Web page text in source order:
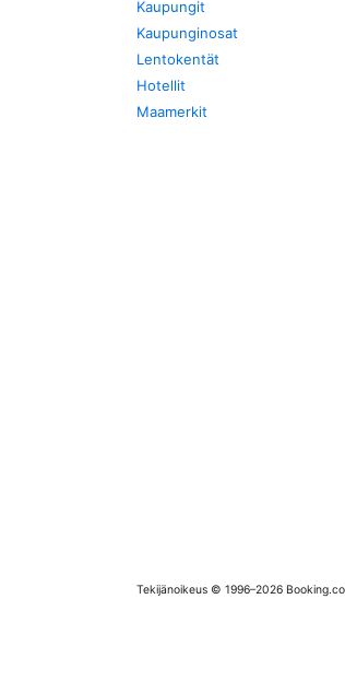
Kaupungit
Kaupunginosat
Lentokentät
Hotellit
Maamerkit
Tekijänoikeus © 1996–2026